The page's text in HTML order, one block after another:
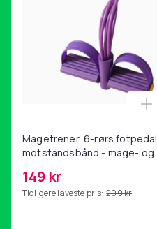
Magetrener, 6-rørs fotpedal
motstandsbånd - mage- og
hjemmegymnastikk Purple
149 kr
Tidligere laveste pris: 209 kr